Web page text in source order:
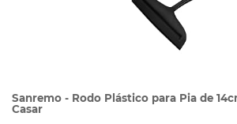
Sanremo - Rodo Plástico para Pia de
Casar